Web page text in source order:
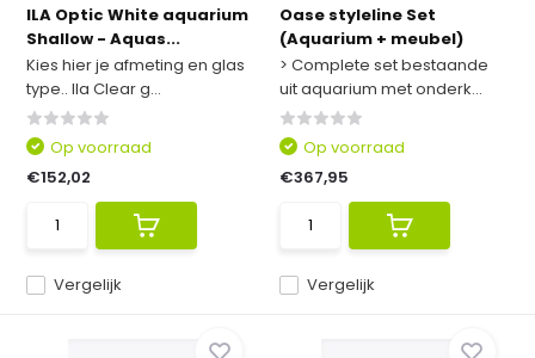
ILA Optic White aquarium
Shallow - Aquas...
Kies hier je afmeting en glas
type.. Ila Clear g...
Vergelijk
Op voorraad
€152,02
Oase styleline Set
(Aquarium + meubel)
> Complete set bestaande
uit aquarium met onderk...
Vergelijk
Op voorraad
€367,95